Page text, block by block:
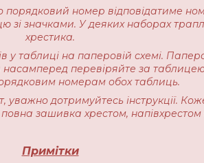
порядковий номер відповідатиме
значками. У деяких наборах
хрестика.
у таблиці на паперовій схемі.
насамперед перевіряйте за
номерам обох таблиць.
дотримуйтесь інструкції.
зашивка хрестом, напівхрестом
Примітки